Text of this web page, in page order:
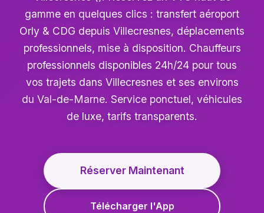
gamme en quelques clics : transfert aéroport
Orly & CDG depuis Villecresnes, déplacements
professionnels, mise à disposition. Chauffeurs
professionnels disponibles 24h/24 pour tous
vos trajets dans Villecresnes et ses environs
du Val-de-Marne. Service ponctuel, véhicules
de luxe, tarifs transparents.
Réserver Maintenant
Télécharger l'App